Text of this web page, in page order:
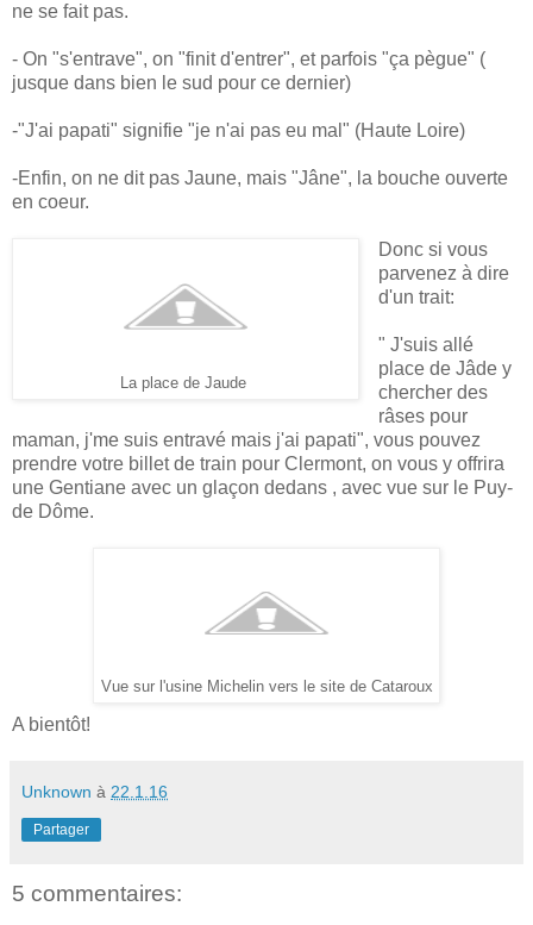
ne se fait pas.
- On "s'entrave", on "finit d'entrer", et parfois "ça pègue" (
jusque dans bien le sud pour ce dernier)
-"J'ai papati" signifie "je n'ai pas eu mal" (Haute Loire)
-Enfin, on ne dit pas Jaune, mais "Jâne", la bouche ouverte
en coeur.
La place de Jaude
Donc si vous
parvenez à dire
d'un trait:
" J'suis allé
place de Jâde y
chercher des
râses pour
maman, j'me suis entravé mais j'ai papati", vous pouvez
prendre votre billet de train pour Clermont, on vous y offrira
une Gentiane avec un glaçon dedans , avec vue sur le Puy-
de Dôme.
Vue sur l'usine Michelin vers le site de Cataroux
A bientôt!
Unknown à 22.1.16
Partager
5 commentaires: